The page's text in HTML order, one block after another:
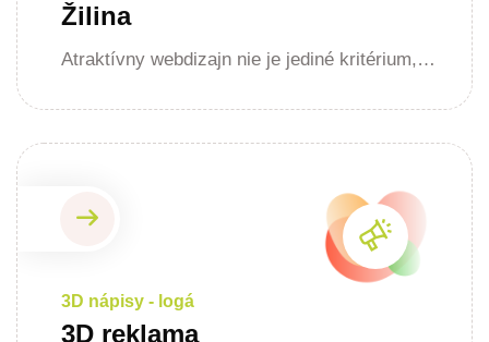
Žilina
Atraktívny webdizajn nie je jediné kritérium,…
3D nápisy - logá
3D reklama